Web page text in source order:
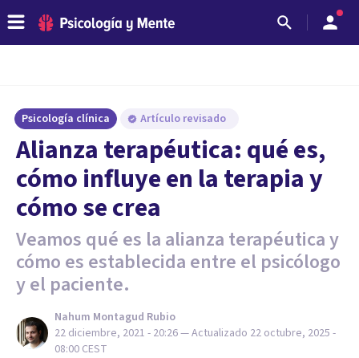
Psicología clínica Artículo revisado
Alianza terapéutica: qué es,
cómo influye en la terapia y
cómo se crea
Veamos qué es la alianza terapéutica y
cómo es establecida entre el psicólogo
y el paciente.
Nahum Montagud Rubio
22 diciembre, 2021 - 20:26— Actualizado 22 octubre, 2025 -
08:00 CEST